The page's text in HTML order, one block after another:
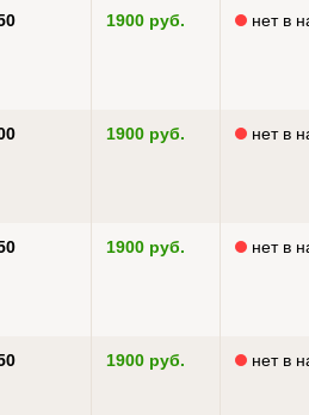
1900 руб. нет в
1900 руб. нет в
1900 руб. нет в
1900 руб. нет в